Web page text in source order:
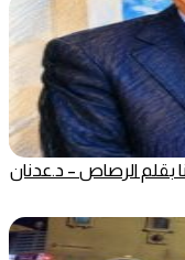
بقلم الرصاص – د.عدنان